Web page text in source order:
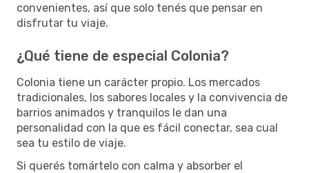
convenientes, así que solo tenés que pensar en
disfrutar tu viaje.
¿Qué tiene de especial Colonia?
Colonia tiene un carácter propio. Los mercados
tradicionales, los sabores locales y la convivencia de
barrios animados y tranquilos le dan una
personalidad con la que es fácil conectar, sea cual
sea tu estilo de viaje.
Si querés tomártelo con calma y absorber el